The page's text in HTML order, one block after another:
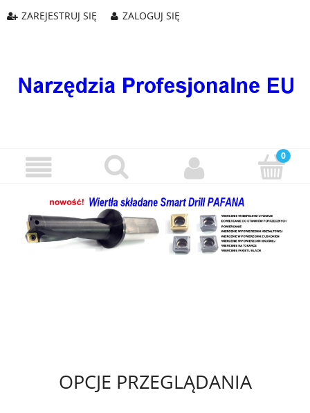
ZAREJESTRUJ SIĘ ZALOGUJ SIĘ
OPCJE PRZEGLĄDANIA